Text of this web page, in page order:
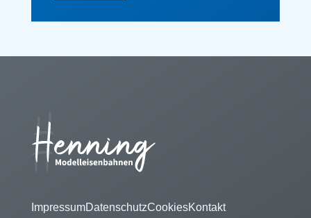
ImpressumDatenschutzCookiesKontakt